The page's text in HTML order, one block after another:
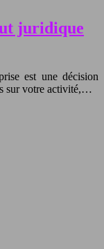
juridique
est une décision
sur votre activité,…